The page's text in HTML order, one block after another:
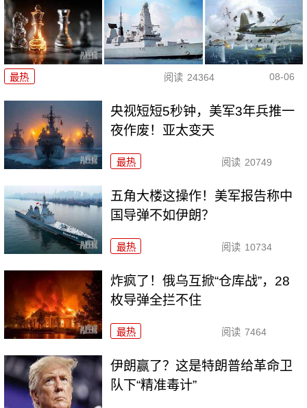
最热 阅读 24364 08-06
央视短短5秒钟，美军3年兵推一
夜作废！亚太变天
最热 阅读 20749
五角大楼这操作！美军报告称中
国导弹不如伊朗？
最热 阅读 10734
炸疯了！俄乌互掀“仓库战”，28
枚导弹全拦不住
最热 阅读 7464
伊朗赢了？这是特朗普给革命卫
队下“精准毒计”